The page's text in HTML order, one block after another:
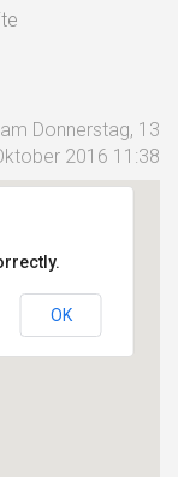
Donnerstag, 13
2016 11:38
OK